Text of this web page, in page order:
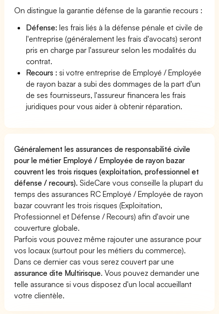
On distingue la garantie défense de la garantie recours :
Défense: les frais liés à la défense pénale et civile de
l'entreprise (généralement les frais d'avocats) seront
pris en charge par l'assureur selon les modalités du
contrat.
Recours : si votre entreprise de Employé / Employée
de rayon bazar a subi des dommages de la part d'un
de ses fournisseurs, l'assureur financera les frais
juridiques pour vous aider à obtenir réparation.
Généralement les assurances de responsabilité civile
pour le métier Employé / Employée de rayon bazar
couvrent les trois risques (exploitation, professionnel et
défense / recours). SideCare vous conseille la plupart du
temps des assurances RC Employé / Employée de rayon
bazar couvrant les trois risques (Exploitation,
Professionnel et Défense / Recours) afin d'avoir une
couverture globale.
Parfois vous pouvez même rajouter une assurance pour
vos locaux (surtout pour les métiers du commerce).
Dans ce dernier cas vous serez couvert par une
assurance dite Multirisque. Vous pouvez demander une
telle assurance si vous disposez d'un local accueillant
votre clientèle.